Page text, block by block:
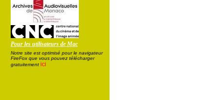
Pour les utilisateurs de Mac
Notre site est optimisé pour le navigateur
FireFox que vous pouvez télécharger
gratuitement ici